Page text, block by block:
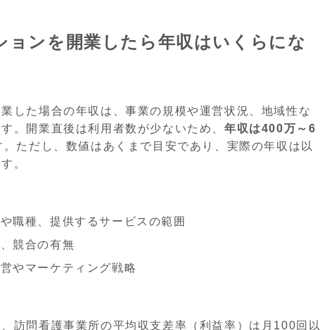
ョンを開業したら年収はいくらにな
した場合の年収は、事業の規模や運営状況、地域性な
。​開業直後は利用者数が少ないため、 年収は400万～6
。ただし、数値はあくまで目安であり、実際の年収は以
。
職種、提供するサービスの範囲
競合の有無
やマーケティング戦略
訪問看護事業所の平均収支差率（利益率）は月100回以